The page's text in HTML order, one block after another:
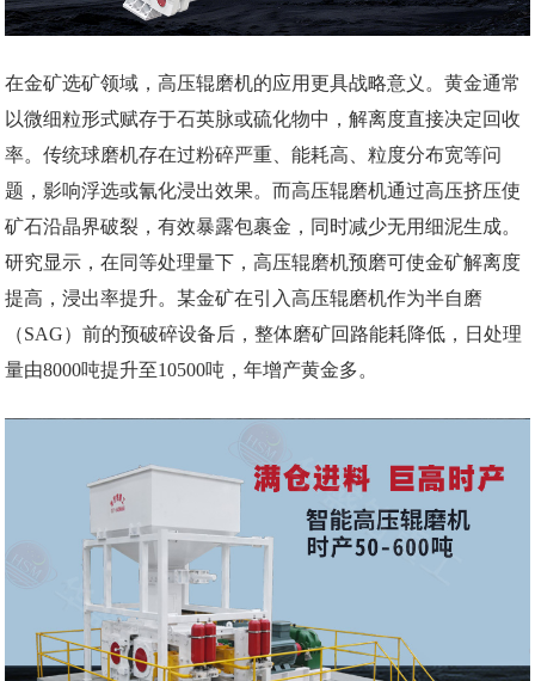
在金矿选矿领域，高压辊磨机的应用更具战略意义。黄金通常
以微细粒形式赋存于石英脉或硫化物中，解离度直接决定回收
率。传统球磨机存在过粉碎严重、能耗高、粒度分布宽等问
题，影响浮选或氰化浸出效果。而高压辊磨机通过高压挤压使
矿石沿晶界破裂，有效暴露包裹金，同时减少无用细泥生成。
研究显示，在同等处理量下，高压辊磨机预磨可使金矿解离度
提高，浸出率提升。某金矿在引入高压辊磨机作为半自磨
（SAG）前的预破碎设备后，整体磨矿回路能耗降低，日处理
量由8000吨提升至10500吨，年增产黄金多。